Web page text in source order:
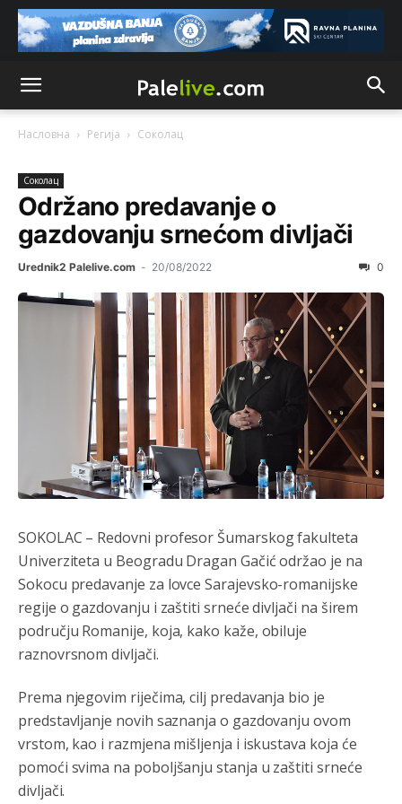
Насловна Регија Соколац
Соколац
Održano predavanje o
gazdovanju srnećom divljači
Urednik2 Palelive.com - 20/08/2022 0
SOKOLAC – Redovni profesor Šumarskog fakulteta
Univerziteta u Beogradu Dragan Gačić održao je na
Sokocu predavanje za lovce Sarajevsko-romanijske
regije o gazdovanju i zaštiti srneće divljači na širem
području Romanije, koja, kako kaže, obiluje
raznovrsnom divljači.
Prema njegovim riječima, cilj predavanja bio je
predstavljanje novih saznanja o gazdovanju ovom
vrstom, kao i razmjena mišljenja i iskustava koja će
pomoći svima na poboljšanju stanja u zaštiti srneće
divljači.